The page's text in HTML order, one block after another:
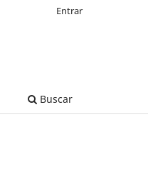
Buscar
Entrar